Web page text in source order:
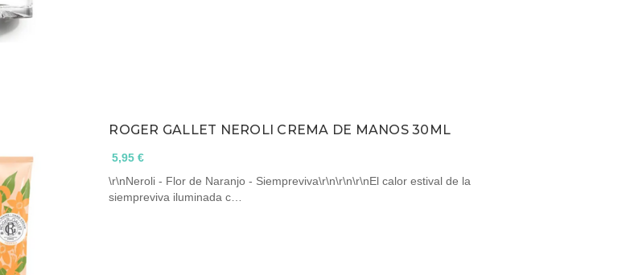
ROGER GALLET NEROLI CREMA DE MANOS 30ML
5,95 €
\r\nNeroli - Flor de Naranjo - Siempreviva\r\n\r\n\r\nEl calor estival de la
siempreviva iluminada c…